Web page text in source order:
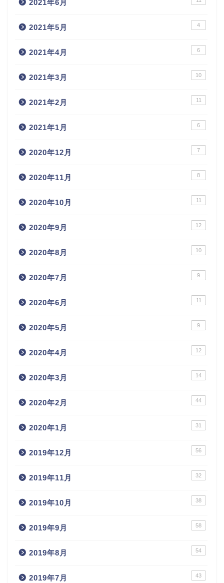
2021年6月
2021年5月 4
2021年4月 6
2021年3月 10
2021年2月 11
2021年1月 6
2020年12月 7
2020年11月 8
2020年10月 11
2020年9月 12
2020年8月 10
2020年7月 9
2020年6月 11
2020年5月 9
2020年4月 12
2020年3月 14
2020年2月 44
2020年1月 31
2019年12月 56
2019年11月 32
2019年10月 38
2019年9月 58
2019年8月 54
2019年7月 43